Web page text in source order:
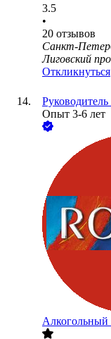
3.5
•
20 отзывов
Санкт-
Лиговский
Откликнуться
Руководитель
Опыт 3-6 лет
Алкогольный